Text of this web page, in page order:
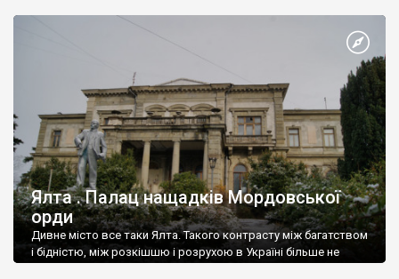
Ялта . Палац нащадків Мордовської
орди
Дивне місто все таки Ялта. Такого контрасту між багатством
і бідністю, між розкішшю і розрухою в Україні більше не